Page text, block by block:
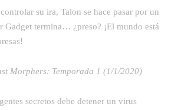
su ira, Talon se hace pasar por un
Gadget termina… ¿preso? ¡El mundo está
Morphers: Temporada 1 (1/1/2020)
secretos debe detener un virus